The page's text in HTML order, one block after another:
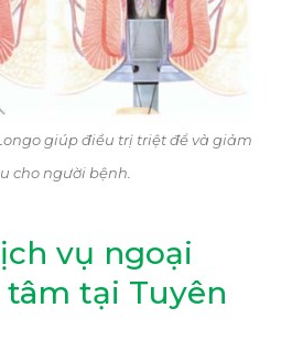
giúp điều trị triệt để và giảm
cho người bệnh.
vụ ngoại
tại Tuyên